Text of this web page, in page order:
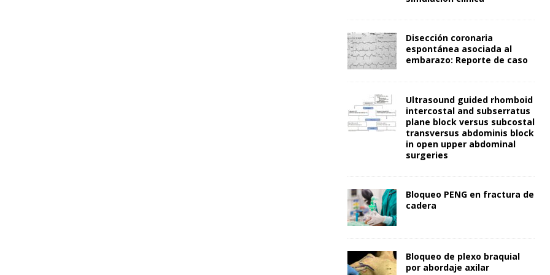
Disección coronaria
espontánea asociada al
embarazo: Reporte de caso
Ultrasound guided rhomboid
intercostal and subserratus
plane block versus subcostal
transversus abdominis block
in open upper abdominal
surgeries
Bloqueo PENG en fractura de
cadera
Bloqueo de plexo braquial
por abordaje axilar